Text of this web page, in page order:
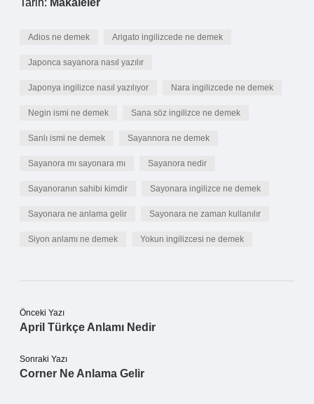
Tarih: Makaleler
Adios ne demek Arigato ingilizcede ne demek
Japonca sayanora nasıl yazılır
Japonya ingilizce nasıl yazılıyor Nara ingilizcede ne demek
Negin ismi ne demek Sana söz ingilizce ne demek
Sanlı ismi ne demek Sayannora ne demek
Sayanora mı sayonara mı Sayanora nedir
Sayanoranın sahibi kimdir Sayonara ingilizce ne demek
Sayonara ne anlama gelir Sayonara ne zaman kullanılır
Siyon anlamı ne demek Yokun ingilizcesi ne demek
Önceki Yazı
April Türkçe Anlamı Nedir
Sonraki Yazı
Corner Ne Anlama Gelir